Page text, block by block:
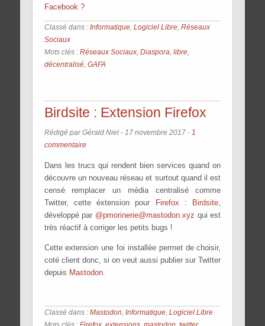
Facebook ?
Classé dans : Informatique, Logiciel Libre, Réseaux
Sociaux
Mots clés : Réseaux Sociaux, Diaspora libre,
décentralisé, GAFA
Birdsite : Extension Firefox
Rédigé par Gérald Niel - 17 novembre 2017- 1
commentaire
Dans les trucs qui rendent bien services quand on
découvre un nouveau réseau et surtout quand il est
censé remplacer un média centralisé comme
Twitter, cette éxtension pour
Firefox : Birdsite
développé par @pmorinerie@mastodon.xyz qui est
très réactif à corriger les petits bugs !
Cette extension une foi installée permet de choisir,
coté client donc, si on veut aussi publier sur Twitter
depuis Mastodon.
Classé dans : Mastodon Informatique, Logiciel Libre